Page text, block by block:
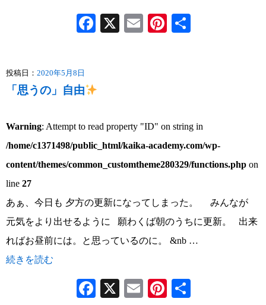
Facebook
X EmailPinterest
投稿日： 2020年5月8日
「思うの」自由
Warning: Attempt to read property "ID" on string in
/home/c1371498/public_html/kaika-academy.com/wp-
content/themes/common_customtheme280329/functions.php on
line 27
あぁ、今日も 夕方の更新になってしまった。 みんなが
元気をより出せるように 願わくば朝のうちに更新。 出来
ればお昼前には。と思っているのに。 &nb …
続きを読む
Facebook
X EmailPinterest